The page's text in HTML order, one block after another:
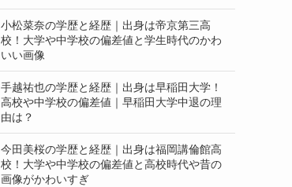
小松菜奈の学歴と経歴｜出身は帝京第三高
校！大学や中学校の偏差値と学生時代のかわ
いい画像
手越祐也の学歴と経歴｜出身は早稲田大学！
高校や中学校の偏差値｜早稲田大学中退の理
由は？
今田美桜の学歴と経歴｜出身は福岡講倫館高
校！大学や中学校の偏差値と高校時代や昔の
画像がかわいすぎ